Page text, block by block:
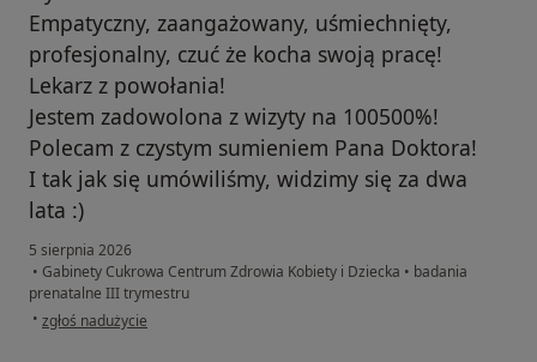
Empatyczny, zaangażowany, uśmiechnięty,
profesjonalny, czuć że kocha swoją pracę!
Lekarz z powołania!
Jestem zadowolona z wizyty na 100500%!
Polecam z czystym sumieniem Pana Doktora!
I tak jak się umówiliśmy, widzimy się za dwa
lata :)
5 sierpnia 2026
• Gabinety Cukrowa Centrum Zdrowia Kobiety i Dziecka • badania
prenatalne III trymestru
• w opinii użytkownika Olga W.
zgłoś nadużycie